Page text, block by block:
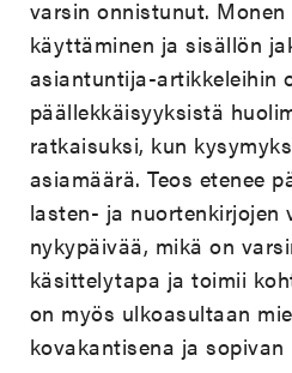
varsin onnistunut.
käyttäminen ja sisällön
asiantuntija-artikkeleihin
päällekkäisyyksistä
ratkaisuksi, kun
asiamäärä. Teos etenee
lasten- ja nuortenkirjojen
nykypäivää, mikä on
käsittelytapa ja toimii
on myös ulkoasultaan
kovakantisena ja